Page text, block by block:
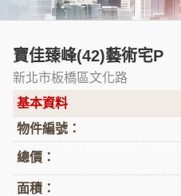
寶佳臻峰(42)藝術宅P
新北市板橋區文化路
基本資料
物件編號：
總價：
面積：